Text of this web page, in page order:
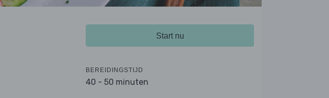
Start nu
BEREIDINGSTIJD
40 - 50 minuten